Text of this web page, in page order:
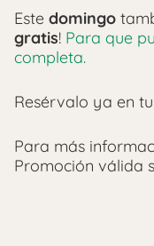
Este domingo
gratis! Para que
completa.
Resérvalo ya en
Para más
Promoción válida